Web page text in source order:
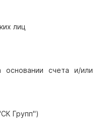
счета и/или
Групп")